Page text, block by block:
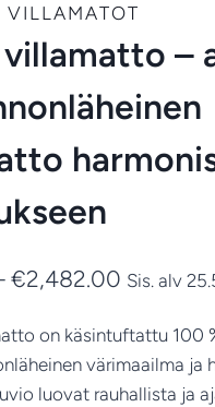
VILLAMATOT
–
€2,482.00 Sis. alv
on käsintuftattu 100
värimaailma ja
luovat rauhallista ja